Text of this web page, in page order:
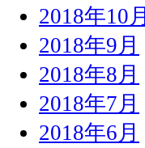
2018年10月
2018年9月
2018年8月
2018年7月
2018年6月